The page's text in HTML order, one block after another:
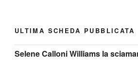
ULTIMA SCHEDA PUBBLICATA
Selene Calloni Williams la